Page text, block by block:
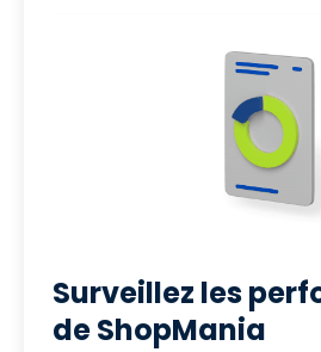
Surveillez les
de ShopMania